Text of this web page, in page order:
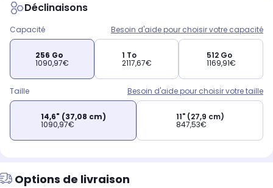
Déclinaisons
Capacité Besoin d'aide pour choisir votre capacité
256 Go
1090,97€
1 To
2117,67€
512 Go
1169,91€
Taille Besoin d'aide pour choisir votre taille
14,6" (37,08 cm)
1090,97€
11" (27,9 cm)
847,53€
Options de livraison